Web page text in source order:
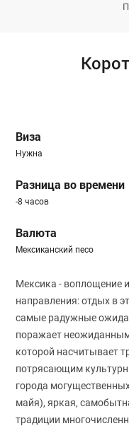
Виза
Нужна
Разница во времени
-8 часов
Валюта
Мексиканский песо
Мексика - воплощение
направления: отдых в
самые радужные
поражает
которой насчитывает
потрясающим
города
майя), яркая,
традиции